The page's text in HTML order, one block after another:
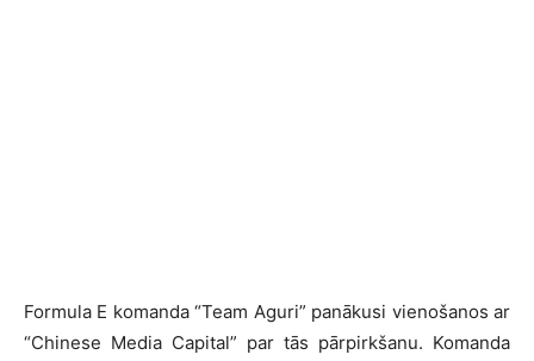
Formula E komanda “Team Aguri” panākusi vienošanos ar
“Chinese Media Capital” par tās pārpirkšanu. Komanda